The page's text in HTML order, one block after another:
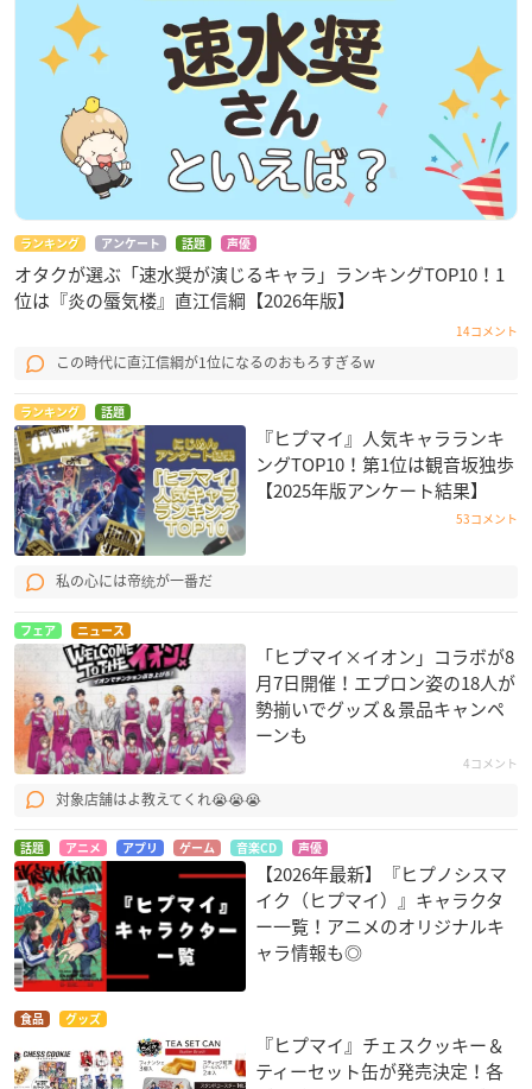
ランキング アンケート 話題 声優
オタクが選ぶ「速水奨が演じるキャラ」ランキングTOP10！1
位は『炎の蜃気楼』直江信綱【2026年版】
14コメント
この時代に直江信綱が1位になるのおもろすぎるw
ランキング 話題
『ヒプマイ』人気キャラランキ
ングTOP10！第1位は観音坂独歩
【2025年版アンケート結果】
53コメント
私の心には帝统が一番だ
フェア ニュース
「ヒプマイ×イオン」コラボが8
月7日開催！エプロン姿の18人が
勢揃いでグッズ＆景品キャンペ
ーンも
4コメント
対象店舗はよ教えてくれ😭😭😭
話題 アニメ アプリ ゲーム 音楽CD 声優
【2026年最新】『ヒプノシスマ
イク（ヒプマイ）』キャラクタ
ー一覧！アニメのオリジナルキ
ャラ情報も◎
食品 グッズ
『ヒプマイ』チェスクッキー＆
ティーセット缶が発売決定！各